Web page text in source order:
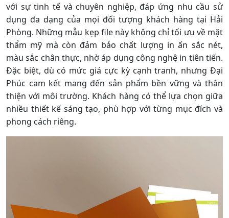
với sự tinh tế và chuyên nghiệp, đáp ứng nhu cầu sử
dụng đa dạng của mọi đối tượng khách hàng tại Hải
Phòng. Những mẫu kẹp file này không chỉ tối ưu về mặt
thẩm mỹ mà còn đảm bảo chất lượng in ấn sắc nét,
màu sắc chân thực, nhờ áp dụng công nghệ in tiên tiến.
Đặc biệt, dù có mức giá cực kỳ cạnh tranh, nhưng Đại
Phúc cam kết mang đến sản phẩm bền vững và thân
thiện với môi trường. Khách hàng có thể lựa chọn giữa
nhiều thiết kế sáng tạo, phù hợp với từng mục đích và
phong cách riêng.